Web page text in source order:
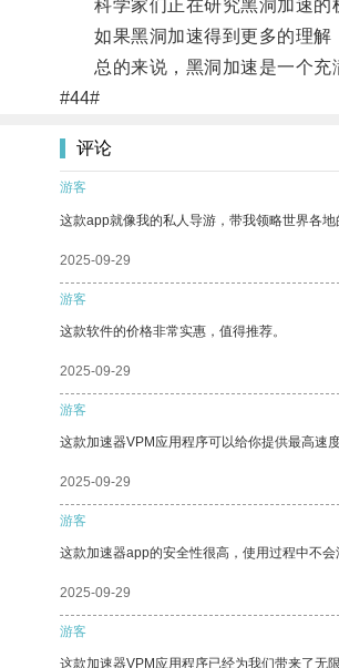
科学家们正在研究黑洞加速的
如果黑洞加速得到更多的理解
总的来说，黑洞加速是一个充满
#44#
评论
游客
这款app就像我的私人导游，带我领略世界各地
2025-09-29
游客
这款软件的价格非常实惠，值得推荐。
2025-09-29
游客
这款加速器VPM应用程序可以给你提供最高速
2025-09-29
游客
这款加速器app的安全性很高，使用过程中不会
2025-09-29
游客
这款加速器VPM应用程序已经为我们带来了无